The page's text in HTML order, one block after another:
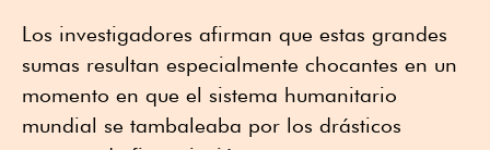
Los investigadores afirman que estas grandes
sumas resultan especialmente chocantes en un
momento en que el sistema humanitario
mundial se tambaleaba por los drásticos